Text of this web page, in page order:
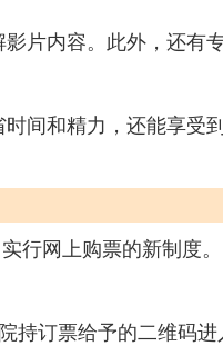
片内容。此外，还有
间和精力，还能享受
行网上购票的新制度
订票给予的二维码进